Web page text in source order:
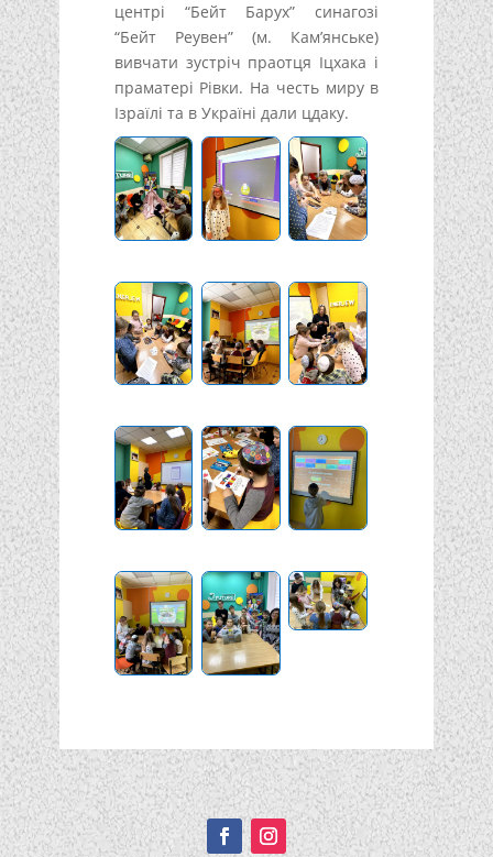
центрі “Бейт Барух” синагозі
“Бейт Реувен” (м. Кам’янське)
вивчати зустріч праотця Іцхака і
праматері Рівки. На честь миру в
Ізраїлі та в Україні дали цдаку.
Подписывайтесь!